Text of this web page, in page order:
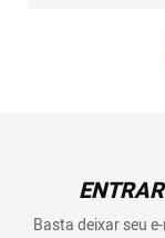
Basta deixar seu